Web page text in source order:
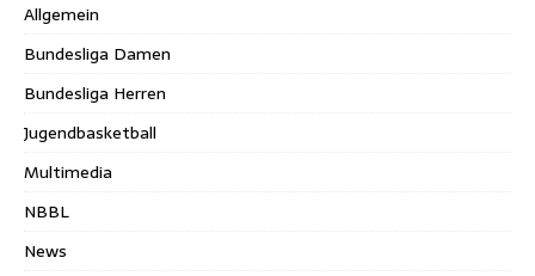
Allgemein
Bundesliga Damen
Bundesliga Herren
Jugendbasketball
Multimedia
NBBL
News